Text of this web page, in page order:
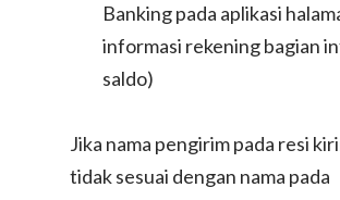
Banking pada aplikasi
informasi rekening bagian
saldo)
Jika nama pengirim pada resi
tidak sesuai dengan nama pada